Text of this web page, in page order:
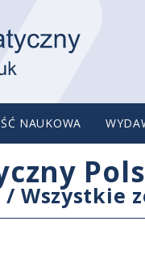
NAUKOWA
/ Wszystkie